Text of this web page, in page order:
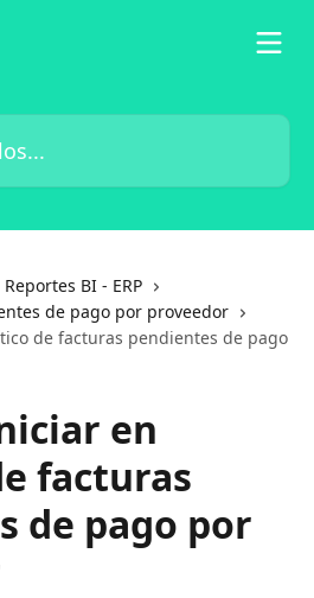
Reportes BI - ERP
de pago por proveedor
de facturas pendientes de pago
en
facturas
de pago por